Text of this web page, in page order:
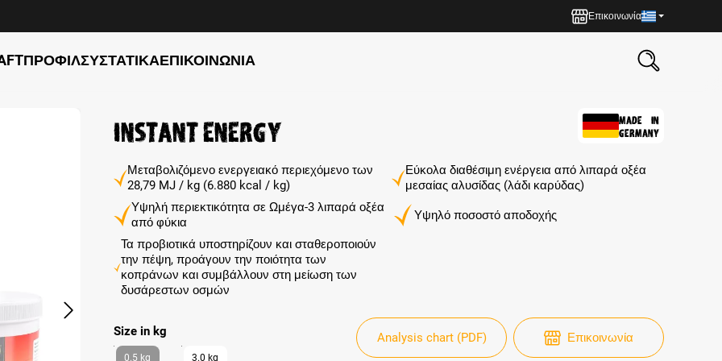
Επικοινωνία
ΠΡΟΦΊΛΣΥΣΤΑΤΙΚΆΕΠΙΚΟΙΝΩΝΊΑ
Instant Energy
MADE IN
GERMANY
Μεταβολιζόμενο ενεργειακό περιεχόμενο των
28,79 MJ / kg (6.880 kcal / kg)
Εύκολα διαθέσιμη ενέργεια από λιπαρά οξέα
μεσαίας αλυσίδας (λάδι καρύδας)
Υψηλή περιεκτικότητα σε Ωμέγα-3 λιπαρά οξέα
από φύκια
Υψηλό ποσοστό αποδοχής
Τα προβιοτικά υποστηρίζουν και σταθεροποιούν
την πέψη, προάγουν την ποιότητα των
κοπράνων και συμβάλλουν στη μείωση των
δυσάρεστων οσμών
Select
Size in kg
0.5 kg 3.0 kg
Analysis chart (PDF) Επικοινωνία